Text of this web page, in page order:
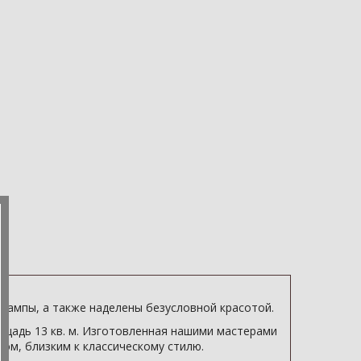
а также наделены безусловной красотой.
13 кв. м. Изготовленная нашими мастерами
близким к классическому стилю.